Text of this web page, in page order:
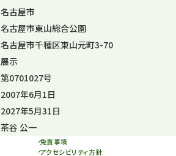
名古屋市
名古屋市東山総合公園
名古屋市千種区東山元町3-70
展示
第0701027号
2007年6月1日
2027年5月31日
茶谷 公一
免責事項
アクセシビリティ方針